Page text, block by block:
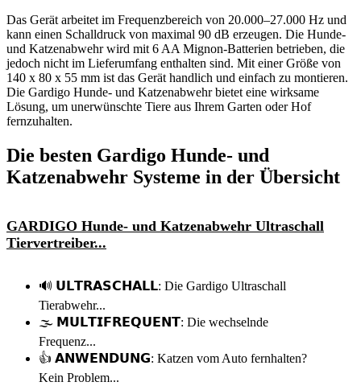
Das Gerät arbeitet im Frequenzbereich von 20.000–27.000 Hz und
kann einen Schalldruck von maximal 90 dB erzeugen. Die Hunde-
und Katzenabwehr wird mit 6 AA Mignon-Batterien betrieben, die
jedoch nicht im Lieferumfang enthalten sind. Mit einer Größe von
140 x 80 x 55 mm ist das Gerät handlich und einfach zu montieren.
Die Gardigo Hunde- und Katzenabwehr bietet eine wirksame
Lösung, um unerwünschte Tiere aus Ihrem Garten oder Hof
fernzuhalten.
Die besten Gardigo Hunde- und
Katzenabwehr Systeme in der Übersicht
GARDIGO Hunde- und Katzenabwehr Ultraschall
Tiervertreiber...
🔊 𝗨𝗟𝗧𝗥𝗔𝗦𝗖𝗛𝗔𝗟𝗟: Die Gardigo Ultraschall
Tierabwehr...
🌫️ 𝗠𝗨𝗟𝗧𝗜𝗙𝗥𝗘𝗤𝗨𝗘𝗡𝗧: Die wechselnde
Frequenz...
👍 𝗔𝗡𝗪𝗘𝗡𝗗𝗨𝗡𝗚: Katzen vom Auto fernhalten?
Kein Problem...